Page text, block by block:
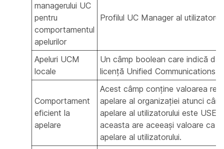
managerului UC
pentru
comportamentul
apelurilor
Profilul UC Manager al
Apeluri UCM
locale
Un câmp boolean care indică
licență Unified Communications
Comportament
eficient la
apelare
Acest câmp conține valoarea
apelare al organizației atunci
apelare al utilizatorului este
aceasta are aceeași valoare ca
apelare al utilizatorului.